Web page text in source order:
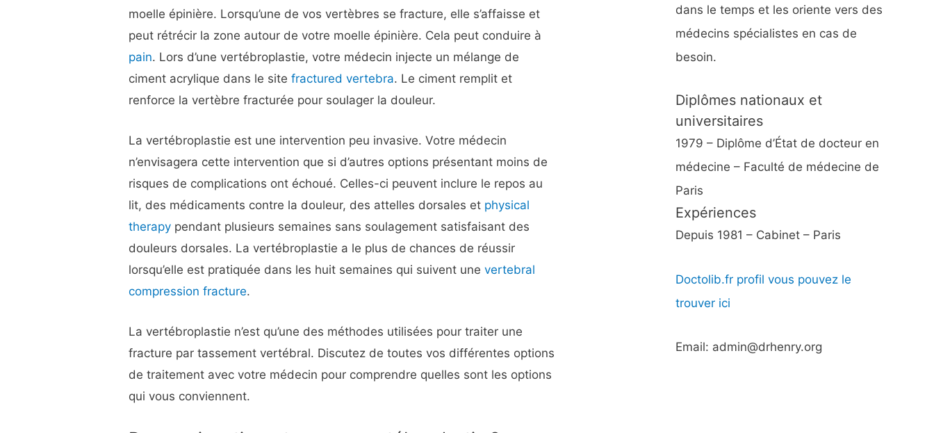
moelle épinière. Lorsqu’une de vos vertèbres se fracture, elle s’affaisse et
peut rétrécir la zone autour de votre moelle épinière. Cela peut conduire à
pain. Lors d’une vertébroplastie, votre médecin injecte un mélange de
ciment acrylique dans le sitefractured vertebra. Le ciment remplit et
renforce la vertèbre fracturée pour soulager la douleur.
La vertébroplastie est une intervention peu invasive. Votre médecin
n’envisagera cette intervention que si d’autres options présentant moins de
risques de complications ont échoué. Celles-ci peuvent inclure le repos au
lit, des médicaments contre la douleur, des attelles dorsales et physical
therapy pendant plusieurs semaines sans soulagement satisfaisant des
douleurs dorsales. La vertébroplastie a le plus de chances de réussir
lorsqu’elle est pratiquée dans les huit semaines qui suivent unevertebral
compression fracture.
La vertébroplastie n’est qu’une des méthodes utilisées pour traiter une
fracture par tassement vertébral. Discutez de toutes vos différentes options
de traitement avec votre médecin pour comprendre quelles sont les options
qui vous conviennent.
dans le temps et les oriente vers des
médecins spécialistes en cas de
besoin.
Diplômes nationaux et
universitaires
1979 – Diplôme d’État de docteur en
médecine – Faculté de médecine de
Paris
Expériences
Depuis 1981 – Cabinet – Paris
Doctolib.fr profil vous pouvez le
trouver ici
Email: admin@drhenry.org